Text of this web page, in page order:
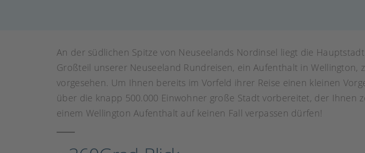
An der südlichen Spitze von Neuseelands Nordinsel liegt die
Großteil unserer Neuseeland Rundreisen, ein Aufenthalt in Wellington,
vorgesehen. Um Ihnen bereits im Vorfeld ihrer Reise einen kleinen
über die knapp 500.000 Einwohner große Stadt vorbereitet, der Ihnen
einem Wellington Aufenthalt auf keinen Fall verpassen dürfen!